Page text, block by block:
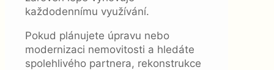
každodennímu využívání.
Pokud plánujete úpravu nebo
modernizaci nemovitosti a hledáte
spolehlivého partnera, rekonstrukce